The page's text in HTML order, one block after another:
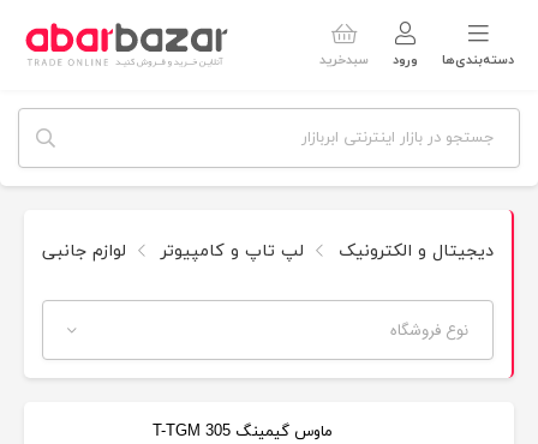
دسته‌بندی‌ها ورود سبدخرید
دیجیتال و الکترونیک لپ تاپ و کامپیوتر لوازم جانبی
نوع فروشگاه
ماوس گیمینگ T-TGM 305